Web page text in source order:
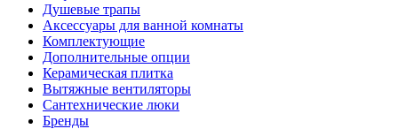
Душевые трапы
Аксессуары для ванной комнаты
Комплектующие
Дополнительные опции
Керамическая плитка
Вытяжные вентиляторы
Сантехнические люки
Бренды